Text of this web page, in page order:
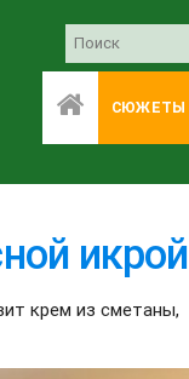
СЮЖЕТЫ
икрой
крем из сметаны,